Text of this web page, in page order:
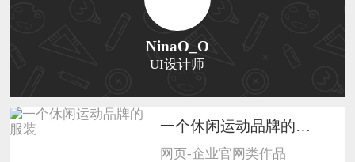
恭喜133****6466用户作品已成功备案！
恭喜131****1475用户作品已成功备案！
恭喜133****8874用户作品已成功备案！
恭喜138****8638用户作品已成功备案！
恭喜133****9020用户作品已成功备案！
NinaO_O
UI设计师
一个休闲运动品牌的服装1201
网页-企业官网类作品